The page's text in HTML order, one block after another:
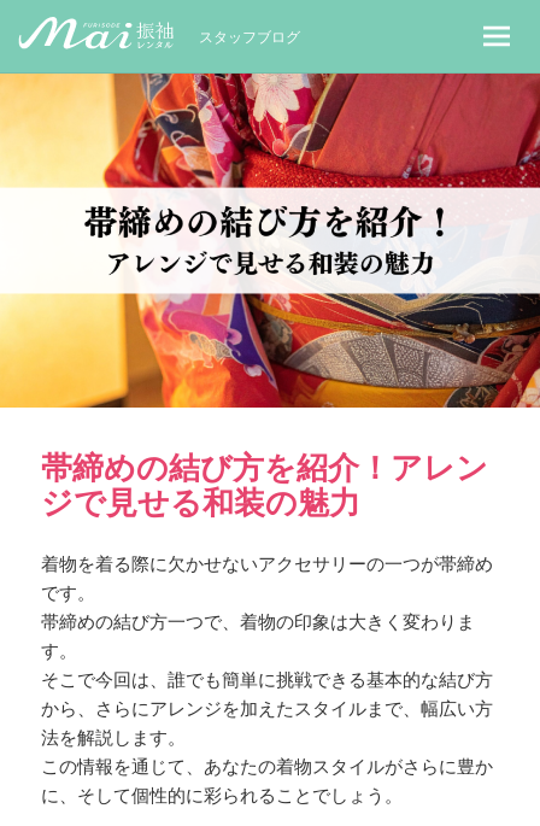
MaiレンタルBLOG｜Maiで成人式振袖
スタッフブログ
帯締めの結び方を紹介！アレン
ジで見せる和装の魅力
着物を着る際に欠かせないアクセサリーの一つが帯締め
です。
帯締めの結び方一つで、着物の印象は大きく変わりま
す。
そこで今回は、誰でも簡単に挑戦できる基本的な結び方
から、さらにアレンジを加えたスタイルまで、幅広い方
法を解説します。
この情報を通じて、あなたの着物スタイルがさらに豊か
に、そして個性的に彩られることでしょう。